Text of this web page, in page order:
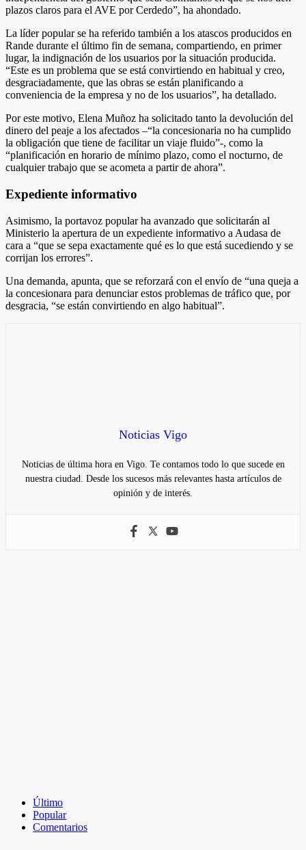
plazos claros para el AVE por Cerdedo”, ha ahondado.
La líder popular se ha referido también a los atascos producidos en
Rande durante el último fin de semana, compartiendo, en primer
lugar, la indignación de los usuarios por la situación producida.
“Este es un problema que se está convirtiendo en habitual y creo,
desgraciadamente, que las obras se están planificando a
conveniencia de la empresa y no de los usuarios”, ha detallado.
Por este motivo, Elena Muñoz ha solicitado tanto la devolución del
dinero del peaje a los afectados –“la concesionaria no ha cumplido
la obligación que tiene de facilitar un viaje fluido”-, como la
“planificación en horario de mínimo plazo, como el nocturno, de
cualquier trabajo que se acometa a partir de ahora”.
Expediente informativo
Asimismo, la portavoz popular ha avanzado que solicitarán al
Ministerio la apertura de un expediente informativo a Audasa de
cara a “que se sepa exactamente qué es lo que está sucediendo y se
corrijan los errores”.
Una demanda, apunta, que se reforzará con el envío de “una queja a
la concesionara para denunciar estos problemas de tráfico que, por
desgracia, “se están convirtiendo en algo habitual”.
Noticias Vigo
Noticias de última hora en Vigo. Te contamos todo lo que sucede en
nuestra ciudad. Desde los sucesos más relevantes hasta artículos de
opinión y de interés.
Último
Popular
Comentarios